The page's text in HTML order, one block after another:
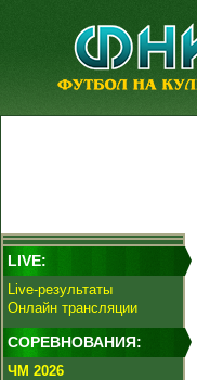
LIVE:
Live-результаты
Онлайн трансляции
СОРЕВНОВАНИЯ:
ЧМ 2026